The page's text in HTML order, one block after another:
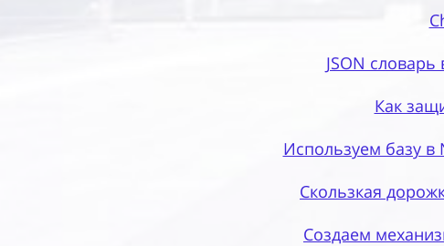
JSON
Как
Используем базу в
Скользкая
Создаем